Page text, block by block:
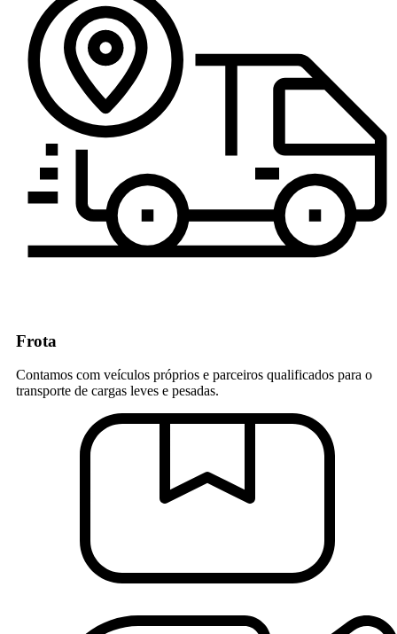
Frota
Contamos com veículos próprios e parceiros qualificados para o
transporte de cargas leves e pesadas.